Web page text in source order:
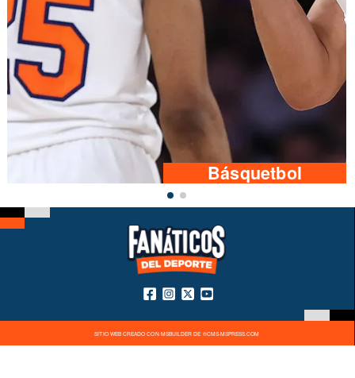
Básquetbol
SITIO WEB CREADO CON MSBUILDER DE ®CMS-MSPRESS.COM